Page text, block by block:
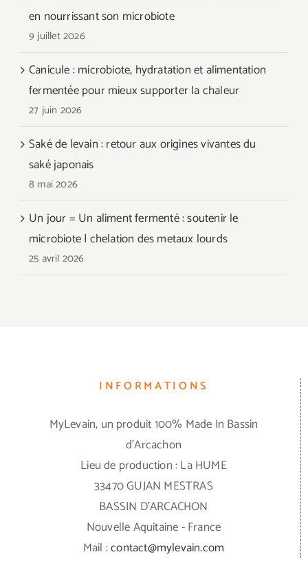
en nourrissant son microbiote
9 juillet 2026
Canicule : microbiote, hydratation et alimentation
fermentée pour mieux supporter la chaleur
27 juin 2026
Saké de levain : retour aux origines vivantes du
saké japonais
8 mai 2026
Un jour = Un aliment fermenté : soutenir le
microbiote | chelation des metaux lourds
25 avril 2026
INFORMATIONS
MyLevain, un produit 100% Made In Bassin
d'Arcachon
Lieu de production : La HUME
33470 GUJAN MESTRAS
BASSIN D'ARCACHON
Nouvelle Aquitaine - France
Mail :contact@mylevain.com